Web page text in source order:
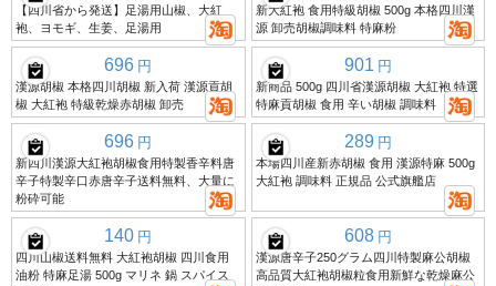
【四川省から発送】足湯用山椒、大紅
袍、ヨモギ、生姜、足湯用
新大紅袍 食用特級胡椒 500g 本格四川漢
源 卸売胡椒調味料 特麻粉
696 円
漢源胡椒 本格四川胡椒 新入荷 漢源貢胡
椒 大紅袍 特級乾燥赤胡椒 卸売
901 円
新商品 500g 四川省漢源胡椒 大紅袍 特選
特麻貢胡椒 食用 辛い胡椒 調味料
696 円
新四川漢源大紅袍胡椒食用特製香辛料唐
辛子特製辛口赤唐辛子送料無料、大量に
粉砕可能
289 円
本場四川産新赤胡椒 食用 漢源特麻 500g
大紅袍 調味料 正規品 公式旗艦店
140 円
四川山椒送料無料 大紅袍胡椒 四川食用
油粉 特麻足湯 500g マリネ 鍋 スパイス
608 円
漢源唐辛子250グラム四川特製麻公胡椒
高品質大紅袍胡椒粒食用新鮮な乾燥麻公